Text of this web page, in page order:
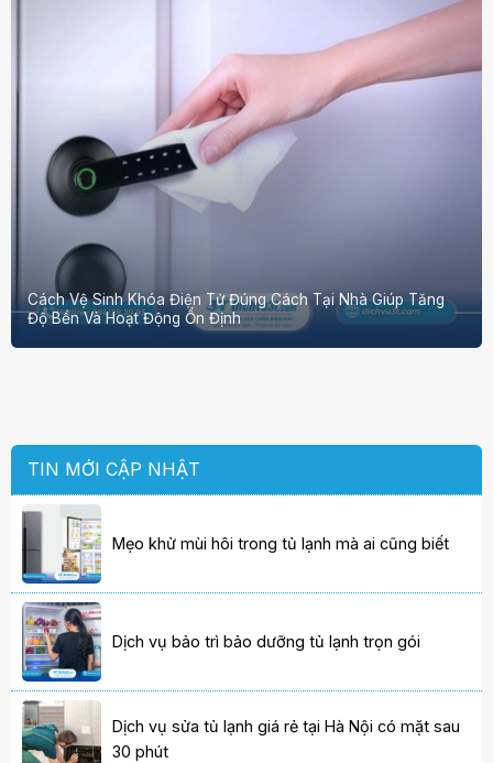
Cách Vệ Sinh Khóa Điện Tử Đúng Cách Tại Nhà Giúp Tăng
Độ Bền Và Hoạt Động Ổn Định
TIN MỚI CẬP NHẬT
Mẹo khử mùi hôi trong tủ lạnh mà ai cũng biết
Dịch vụ bảo trì bảo dưỡng tủ lạnh trọn gói
Dịch vụ sửa tủ lạnh giá rẻ tại Hà Nội có mặt sau
30 phút